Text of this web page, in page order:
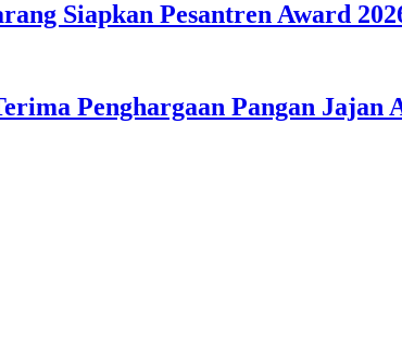
Siapkan Pesantren Award
Penghargaan Pangan Jajan